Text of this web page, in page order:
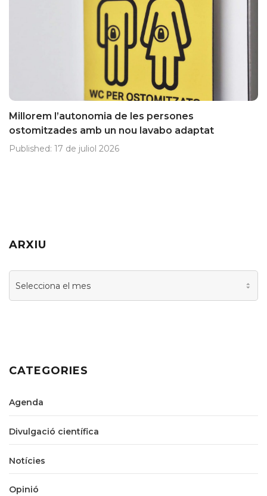
Millorem l’autonomia de les persones
ostomitzades amb un nou lavabo adaptat
Published: 17 de juliol 2026
ARXIU
Arxiu
CATEGORIES
Agenda
Divulgació científica
Notícies
Opinió